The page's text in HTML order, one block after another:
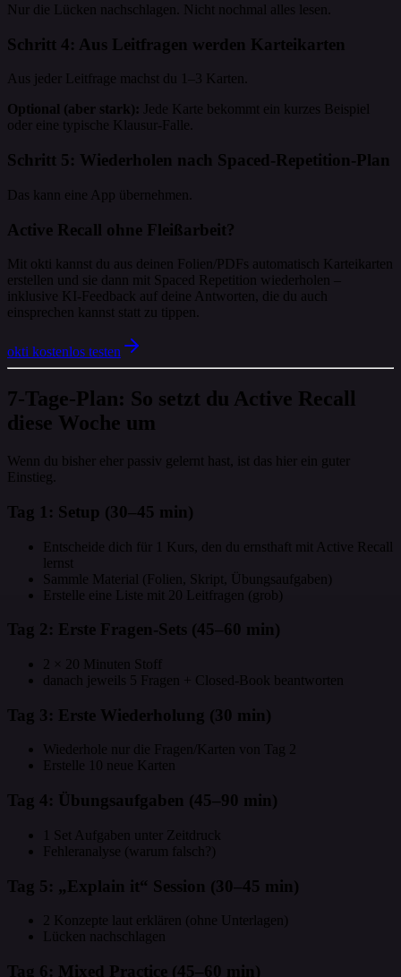
Nur die Lücken nachschlagen. Nicht nochmal alles lesen.
Schritt 4: Aus Leitfragen werden Karteikarten
Aus jeder Leitfrage machst du 1–3 Karten.
Optional (aber stark): Jede Karte bekommt ein kurzes Beispiel
oder eine typische Klausur-Falle.
Schritt 5: Wiederholen nach Spaced-Repetition-Plan
Das kann eine App übernehmen.
Active Recall ohne Fleißarbeit?
Mit okti kannst du aus deinen Folien/PDFs automatisch Karteikarten
erstellen und sie dann mit Spaced Repetition wiederholen –
inklusive KI-Feedback auf deine Antworten, die du auch
einsprechen kannst statt zu tippen.
okti kostenlos testen
7‑Tage-Plan: So setzt du Active Recall
diese Woche um
Wenn du bisher eher passiv gelernt hast, ist das hier ein guter
Einstieg.
Tag 1: Setup (30–45 min)
Entscheide dich für 1 Kurs, den du ernsthaft mit Active Recall
lernst
Sammle Material (Folien, Skript, Übungsaufgaben)
Erstelle eine Liste mit 20 Leitfragen (grob)
Tag 2: Erste Fragen-Sets (45–60 min)
2 × 20 Minuten Stoff
danach jeweils 5 Fragen + Closed-Book beantworten
Tag 3: Erste Wiederholung (30 min)
Wiederhole nur die Fragen/Karten von Tag 2
Erstelle 10 neue Karten
Tag 4: Übungsaufgaben (45–90 min)
1 Set Aufgaben unter Zeitdruck
Fehleranalyse (warum falsch?)
Tag 5: „Explain it“ Session (30–45 min)
2 Konzepte laut erklären (ohne Unterlagen)
Lücken nachschlagen
Tag 6: Mixed Practice (45–60 min)